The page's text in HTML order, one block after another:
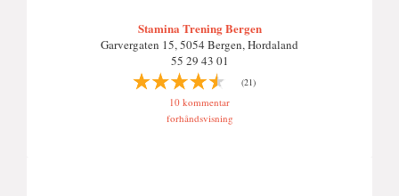
Stamina Trening Bergen
Garvergaten 15, 5054 Bergen, Hordaland
55 29 43 01
(21)
10 kommentar
forhåndsvisning